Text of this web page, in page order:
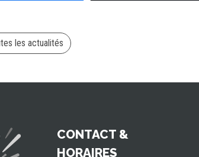
les actualités
CONTACT &
HORAIRES